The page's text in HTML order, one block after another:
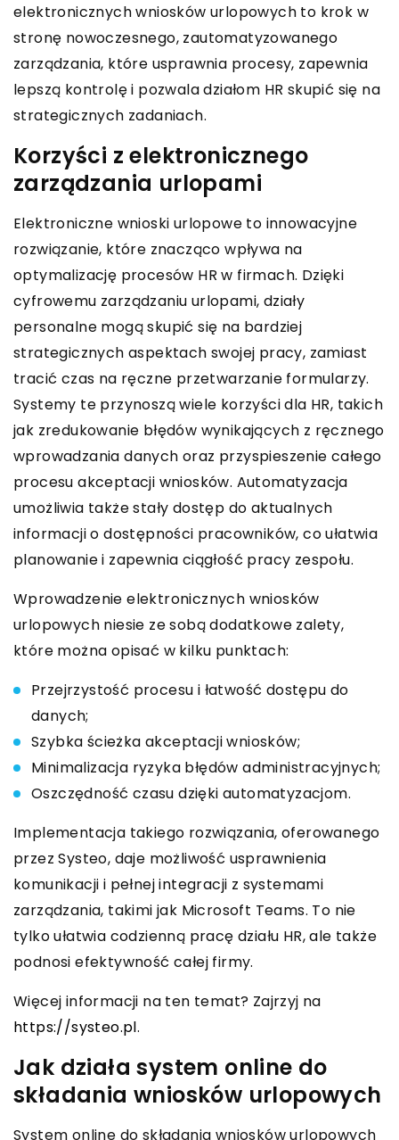
elektronicznych wniosków urlopowych to krok w
stronę nowoczesnego, zautomatyzowanego
zarządzania, które usprawnia procesy, zapewnia
lepszą kontrolę i pozwala działom HR skupić się na
strategicznych zadaniach.
Korzyści z elektronicznego
zarządzania urlopami
Elektroniczne wnioski urlopowe to innowacyjne
rozwiązanie, które znacząco wpływa na
optymalizację procesów HR w firmach. Dzięki
cyfrowemu zarządzaniu urlopami, działy
personalne mogą skupić się na bardziej
strategicznych aspektach swojej pracy, zamiast
tracić czas na ręczne przetwarzanie formularzy.
Systemy te przynoszą wiele korzyści dla HR, takich
jak zredukowanie błędów wynikających z ręcznego
wprowadzania danych oraz przyspieszenie całego
procesu akceptacji wniosków. Automatyzacja
umożliwia także stały dostęp do aktualnych
informacji o dostępności pracowników, co ułatwia
planowanie i zapewnia ciągłość pracy zespołu.
Wprowadzenie elektronicznych wniosków
urlopowych niesie ze sobą dodatkowe zalety,
które można opisać w kilku punktach:
Przejrzystość procesu i łatwość dostępu do
danych;
Szybka ścieżka akceptacji wniosków;
Minimalizacja ryzyka błędów administracyjnych;
Oszczędność czasu dzięki automatyzacjom.
Implementacja takiego rozwiązania, oferowanego
przez Systeo, daje możliwość usprawnienia
komunikacji i pełnej integracji z systemami
zarządzania, takimi jak Microsoft Teams. To nie
tylko ułatwia codzienną pracę działu HR, ale także
podnosi efektywność całej firmy.
Więcej informacji na ten temat? Zajrzyj na
https://systeo.pl.
Jak działa system online do
składania wniosków urlopowych
System online do składania wniosków urlopowych